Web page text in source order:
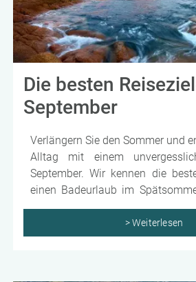
Die besten
September
Verlängern Sie den Sommer und
Alltag mit einem
September. Wir kennen die
einen Badeurlaub im
inkl. kultureller Highlights
Genüsse und aktuelle
vom sommerlichen Trubel. Für
> Weiterlesen